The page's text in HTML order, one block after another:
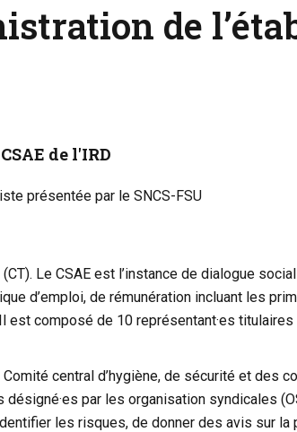
de
de l'IRD
présentée par le SNCS-FSU
Le CSAE est l’instance de dialogue
d’emploi, de rémunération incluant les
composé de 10 représentant·es titulaires
central d’hygiène, de sécurité et des
par les organisation syndicales
les risques, de donner des avis sur